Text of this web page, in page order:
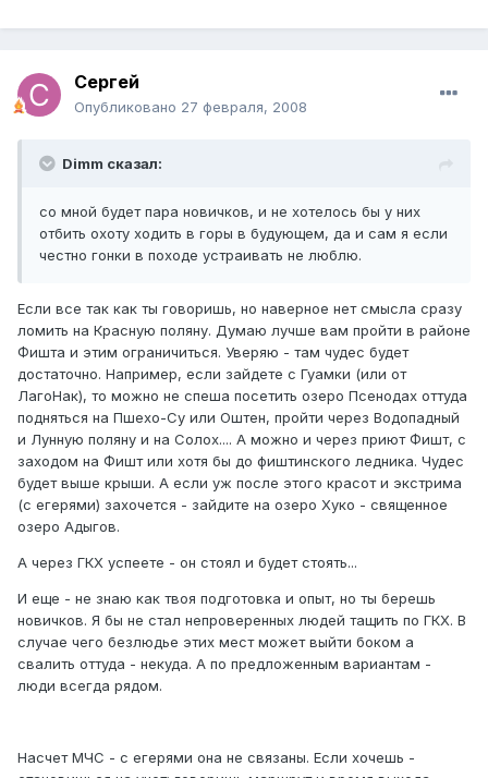
Cергей
Опубликовано 27 февраля, 2008
Dimm сказал:
со мной будет пара новичков, и не хотелось бы у них
отбить охоту ходить в горы в будующем, да и сам я если
честно гонки в походе устраивать не люблю.
Если все так как ты говоришь, но наверное нет смысла сразу
ломить на Красную поляну. Думаю лучше вам пройти в районе
Фишта и этим ограничиться. Уверяю - там чудес будет
достаточно. Например, если зайдете с Гуамки (или от
ЛагоНак), то можно не спеша посетить озеро Псенодах оттуда
подняться на Пшехо-Су или Оштен, пройти через Водопадный
и Лунную поляну и на Солох.... А можно и через приют Фишт, с
заходом на Фишт или хотя бы до фиштинского ледника. Чудес
будет выше крыши. А если уж после этого красот и экстрима
(с егерями) захочется - зайдите на озеро Хуко - священное
озеро Адыгов.
А через ГКХ успеете - он стоял и будет стоять...
И еще - не знаю как твоя подготовка и опыт, но ты берешь
новичков. Я бы не стал непроверенных людей тащить по ГКХ. В
случае чего безлюдье этих мест может выйти боком а
свалить оттуда - некуда. А по предложенным вариантам -
люди всегда рядом.
Насчет МЧС - с егерями она не связаны. Если хочешь -